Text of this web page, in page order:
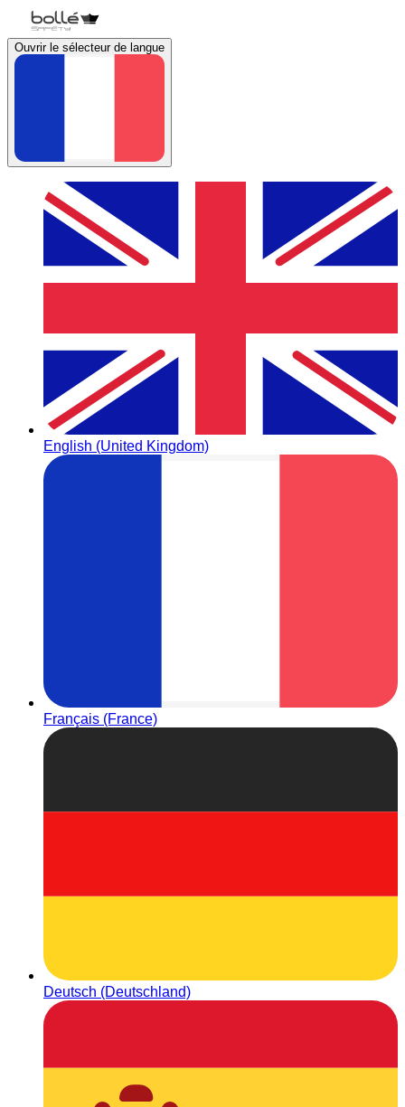
Ouvrir le sélecteur de langue
English (United Kingdom)
Français (France)
Deutsch (Deutschland)